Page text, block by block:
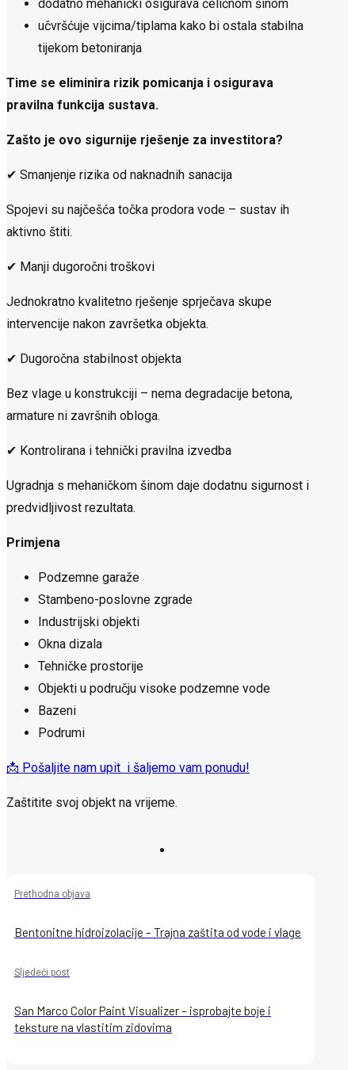
dodatno mehanički osigurava čeličnom šinom
učvršćuje vijcima/tiplama kako bi ostala stabilna
tijekom betoniranja
Time se eliminira rizik pomicanja i osigurava
pravilna funkcija sustava.
Zašto je ovo sigurnije rješenje za investitora?
✔ Smanjenje rizika od naknadnih sanacija
Spojevi su najčešća točka prodora vode – sustav ih
aktivno štiti.
✔ Manji dugoročni troškovi
Jednokratno kvalitetno rješenje sprječava skupe
intervencije nakon završetka objekta.
✔ Dugoročna stabilnost objekta
Bez vlage u konstrukciji – nema degradacije betona,
armature ni završnih obloga.
✔ Kontrolirana i tehnički pravilna izvedba
Ugradnja s mehaničkom šinom daje dodatnu sigurnost i
predvidljivost rezultata.
Primjena
Podzemne garaže
Stambeno-poslovne zgrade
Industrijski objekti
Okna dizala
Tehničke prostorije
Objekti u području visoke podzemne vode
Bazeni
Podrumi
📩 Pošaljite nam upit i šaljemo vam ponudu!
Zaštitite svoj objekt na vrijeme.
Prethodna objava
Bentonitne hidroizolacije – Trajna zaštita od vode i vlage
Sljedeći post
San Marco Color Paint Visualizer – isprobajte boje i
teksture na vlastitim zidovima